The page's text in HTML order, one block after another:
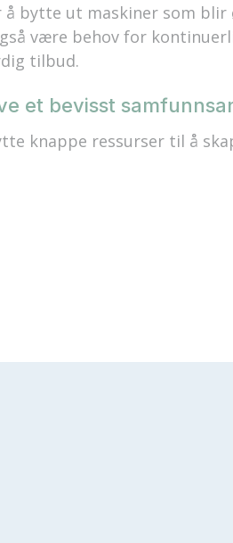
bytte ut maskiner som blir
være behov for
tilbud.
et bevisst
knappe ressurser til å